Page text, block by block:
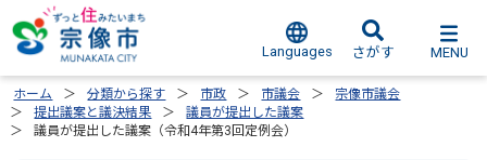
Languages さがす MENU
ホーム 分類から探す 市政 市議会
宗像市議会
提出議案と議決結果
議員が提出した議案
議員が提出した議案（令和4年第3回定例会）